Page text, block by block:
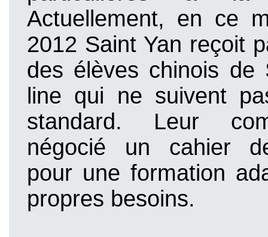
Actuellement, en ce
2012 Saint Yan reçoit
des élèves chinois de
line qui ne suivent
standard. Leur
négocié un cahier
pour une formation
propres besoins.